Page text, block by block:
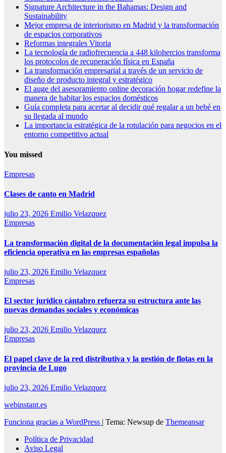
Signature Architecture in the Bahamas: Design and
Sustainability
Mejor empresa de interiorismo en Madrid y la transformación
de espacios corporativos
Reformas integrales Vitoria
La tecnología de radiofrecuencia a 448 kilohercios transforma
los protocolos de recuperación física en España
La transformación empresarial a través de un servicio de
diseño de producto integral y estratégico
El auge del asesoramiento online decoración hogar redefine la
manera de habitar los espacios domésticos
Guía completa para acertar al decidir qué regalar a un bebé en
su llegada al mundo
La importancia estratégica de la rotulación para negocios en el
entorno competitivo actual
You missed
Empresas
Clases de canto en Madrid
julio 23, 2026 Emilio Velazquez
Empresas
La transformación digital de la documentación legal impulsa la
eficiencia operativa en las empresas españolas
julio 23, 2026 Emilio Velazquez
Empresas
El sector jurídico cántabro refuerza su estructura ante las
nuevas demandas sociales y económicas
julio 23, 2026 Emilio Velazquez
Empresas
El papel clave de la red distributiva y la gestión de flotas en la
provincia de Lugo
julio 23, 2026 Emilio Velazquez
webinstant.es
Funciona gracias a WordPress | Tema: Newsup de Themeansar
Política de Privacidad
Aviso Legal